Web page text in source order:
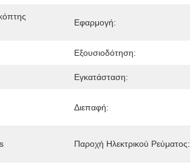
Εφαρμογή:
Εξουσιοδότηση:
Εγκατάσταση:
Διεπαφή:
Παροχή Ηλεκτρικού Ρεύματος: